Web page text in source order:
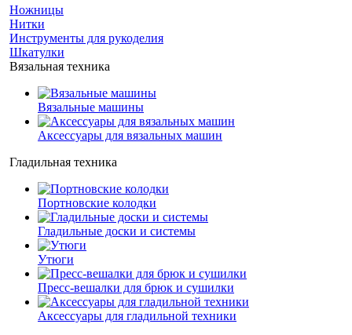
Ножницы
Нитки
Инструменты для рукоделия
Шкатулки
Вязальная техника
Вязальные машины
Аксессуары для вязальных машин
Гладильная техника
Портновские колодки
Гладильные доски и системы
Утюги
Пресс-вешалки для брюк и сушилки
Аксессуары для гладильной техники